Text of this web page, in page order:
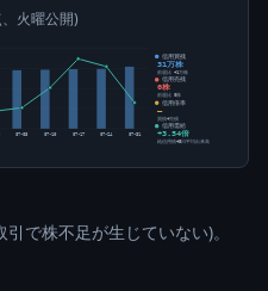
火曜公開)
07-03 07-10 07-17 07-24 07-31
信用買残
31万株
前週比 +1万株
信用売残
0株
前週比 0株
信用倍率
―
買残÷売残
信用需給
+3.54倍
純信用残÷5日平均出来高
で株不足が生じていない)。